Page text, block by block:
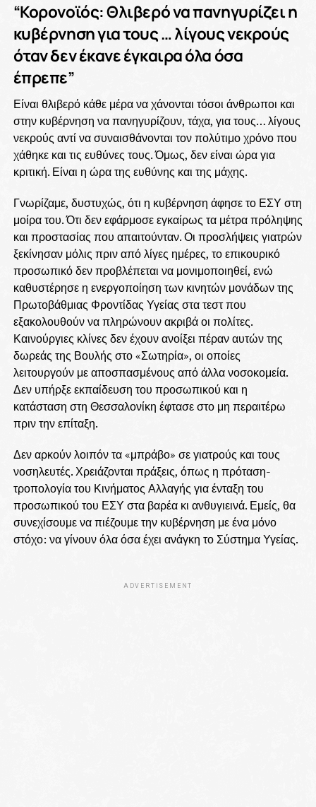
“Κορονοϊός: Θλιβερό να πανηγυρίζει η
κυβέρνηση για τους … λίγους νεκρούς
όταν δεν έκανε έγκαιρα όλα όσα
έπρεπε”
Είναι θλιβερό κάθε μέρα να χάνονται τόσοι άνθρωποι και
στην κυβέρνηση να πανηγυρίζουν, τάχα, για τους… λίγους
νεκρούς αντί να συναισθάνονται τον πολύτιμο χρόνο που
χάθηκε και τις ευθύνες τους. Όμως, δεν είναι ώρα για
κριτική. Είναι η ώρα της ευθύνης και της μάχης.
Γνωρίζαμε, δυστυχώς, ότι η κυβέρνηση άφησε το ΕΣΥ στη
μοίρα του. Ότι δεν εφάρμοσε εγκαίρως τα μέτρα πρόληψης
και προστασίας που απαιτούνταν. Οι προσλήψεις γιατρών
ξεκίνησαν μόλις πριν από λίγες ημέρες, το επικουρικό
προσωπικό δεν προβλέπεται να μονιμοποιηθεί, ενώ
καθυστέρησε η ενεργοποίηση των κινητών μονάδων της
Πρωτοβάθμιας Φροντίδας Υγείας στα τεστ που
εξακολουθούν να πληρώνουν ακριβά οι πολίτες.
Καινούργιες κλίνες δεν έχουν ανοίξει πέραν αυτών της
δωρεάς της Βουλής στο «Σωτηρία», οι οποίες
λειτουργούν με αποσπασμένους από άλλα νοσοκομεία.
Δεν υπήρξε εκπαίδευση του προσωπικού και η
κατάσταση στη Θεσσαλονίκη έφτασε στο μη περαιτέρω
πριν την επίταξη.
Δεν αρκούν λοιπόν τα «μπράβο» σε γιατρούς και τους
νοσηλευτές. Χρειάζονται πράξεις, όπως η πρόταση-
τροπολογία του Κινήματος Αλλαγής για ένταξη του
προσωπικού του ΕΣΥ στα βαρέα κι ανθυγιεινά. Εμείς, θα
συνεχίσουμε να πιέζουμε την κυβέρνηση με ένα μόνο
στόχο: να γίνουν όλα όσα έχει ανάγκη το Σύστημα Υγείας.
ADVERTISEMENT